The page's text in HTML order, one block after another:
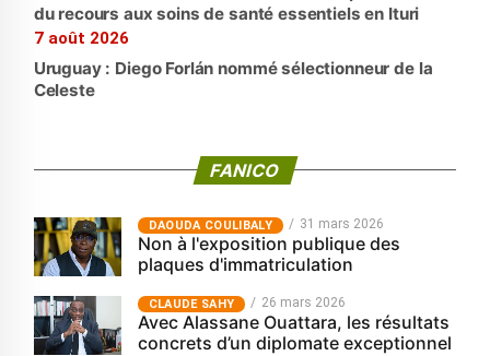
du recours aux soins de santé essentiels en Ituri
7 août 2026
Uruguay : Diego Forlán nommé sélectionneur de la
Celeste
FANICO
‎DAOUDA COULIBALY 31 mars 2026
Non à l'exposition publique des
plaques d'immatriculation
CLAUDE SAHY 26 mars 2026
Avec Alassane Ouattara, les résultats
concrets d’un diplomate exceptionnel